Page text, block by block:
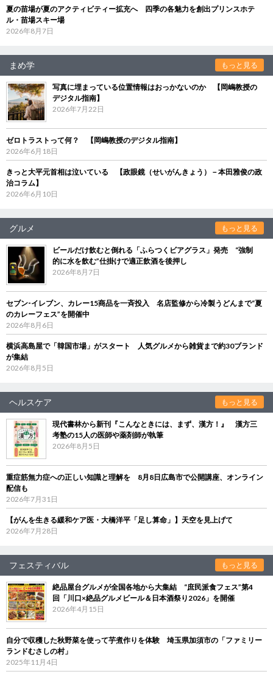
夏の苗場が夏のアクティビティー拡充へ 四季の各魅力を創出プリンスホテ
ル・苗場スキー場
2026年8月7日
まめ学 もっと見る
写真に埋まっている位置情報はおっかないのか 【岡嶋教授の
デジタル指南】
2026年7月22日
ゼロトラストって何？ 【岡嶋教授のデジタル指南】
2026年6月18日
きっと大平元首相は泣いている 【政眼鏡（せいがんきょう）－本田雅俊の政
治コラム】
2026年6月10日
グルメ もっと見る
ビールだけ飲むと倒れる「ふらつくビアグラス」発売 “強制
的に水を飲む”仕掛けで適正飲酒を後押し
2026年8月7日
セブン‐イレブン、カレー15商品を一斉投入 名店監修から冷製うどんまで“夏
のカレーフェス”を開催中
2026年8月6日
横浜高島屋で「韓国市場」がスタート 人気グルメから雑貨まで約30ブランド
が集結
2026年8月5日
ヘルスケア もっと見る
現代書林から新刊『こんなときには、まず、漢方！』 漢方三
考塾の15人の医師や薬剤師が執筆
2026年8月5日
重症筋無力症への正しい知識と理解を 8月8日広島市で公開講座、オンライン
配信も
2026年7月31日
【がんを生きる緩和ケア医・大橋洋平「足し算命」】天空を見上げて
2026年7月28日
フェスティバル もっと見る
絶品屋台グルメが全国各地から大集結 “庶民派食フェス”第4
回「川口×絶品グルメビール＆日本酒祭り2026」を開催
2026年4月15日
自分で収穫した秋野菜を使って芋煮作りを体験 埼玉県加須市の「ファミリー
ランドむさしの村」
2025年11月4日